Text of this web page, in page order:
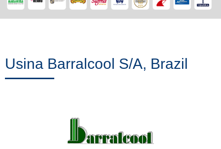
Academy
Usina Barralcool S/A, Brazil